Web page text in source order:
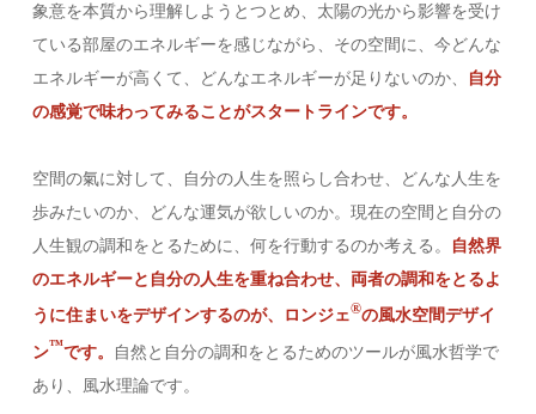
象意を本質から理解しようとつとめ、太陽の光から影響を受け
ている部屋のエネルギーを感じながら、その空間に、今どんな
エネルギーが高くて、どんなエネルギーが足りないのか、
自分
の感覚で味わってみることがスタートラインです。
空間の氣に対して、自分の人生を照らし合わせ、どんな人生を
歩みたいのか、どんな運気が欲しいのか。現在の空間と自分の
人生観の調和をとるために、何を行動するのか考える。
自然界
のエネルギーと自分の人生を重ね合わせ、両者の調和をとるよ
うに住まいをデザインするのが、ロンジェ®︎の風水空間デザイ
ン™️です。
自然と自分の調和をとるためのツールが風水哲学で
あり、風水理論です。